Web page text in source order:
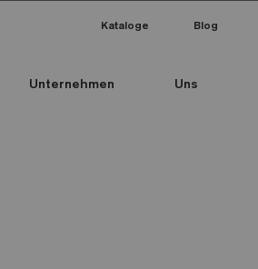
Unternehmen Uns
Kataloge Blog